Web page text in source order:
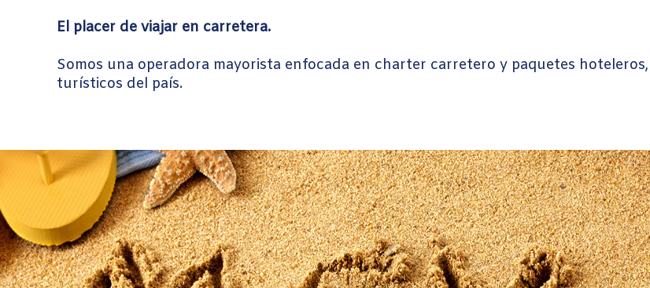
El placer de viajar en carretera.
Somos una operadora mayorista enfocada en charter carretero y paquetes
turísticos del país.